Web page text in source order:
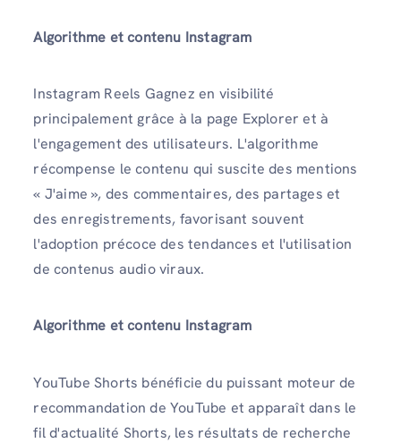
Algorithme et contenu Instagram
Instagram Reels Gagnez en visibilité
principalement grâce à la page Explorer et à
l'engagement des utilisateurs. L'algorithme
récompense le contenu qui suscite des mentions
« J'aime », des commentaires, des partages et
des enregistrements, favorisant souvent
l'adoption précoce des tendances et l'utilisation
de contenus audio viraux.
Algorithme et contenu Instagram
YouTube Shorts bénéficie du puissant moteur de
recommandation de YouTube et apparaît dans le
fil d'actualité Shorts, les résultats de recherche